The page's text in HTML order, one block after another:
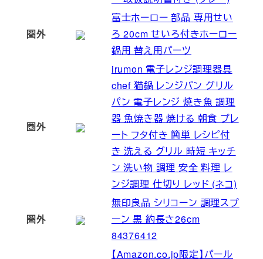
圏外
富士ホーロー 部品 専用せい
ろ 20cm せいろ付きホーロー
鍋用 替え用パーツ
圏外
irumon 電子レンジ調理器具
chef 猫鍋 レンジパン グリル
パン 電子レンジ 焼き魚 調理
器 魚焼き器 焼ける 朝食 プレ
ート フタ付き 簡単 レシピ付
き 洗える グリル 時短 キッチ
ン 洗い物 調理 安全 料理 レ
ンジ調理 仕切り レッド (ネコ)
圏外
無印良品 シリコーン 調理スプ
ーン 黒 約長さ26cm
84376412
【Amazon.co.jp限定】パール